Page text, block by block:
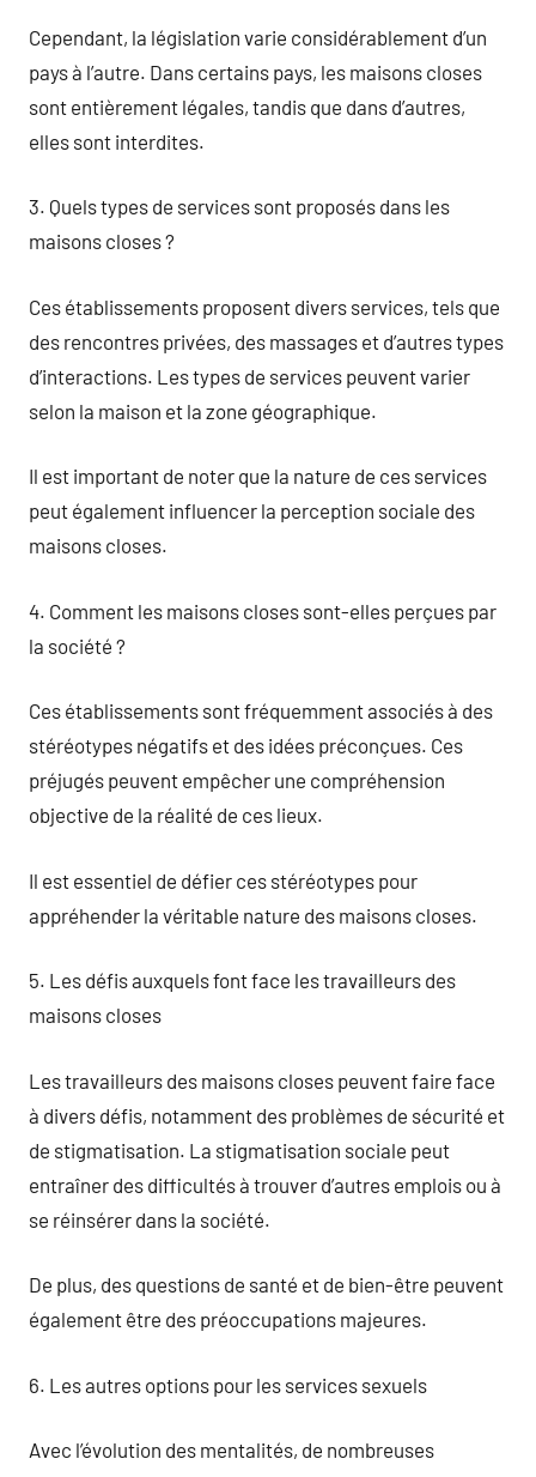
Cependant, la législation varie considérablement d’un
pays à l’autre. Dans certains pays, les maisons closes
sont entièrement légales, tandis que dans d’autres,
elles sont interdites.
3. Quels types de services sont proposés dans les
maisons closes ?
Ces établissements proposent divers services, tels que
des rencontres privées, des massages et d’autres types
d’interactions. Les types de services peuvent varier
selon la maison et la zone géographique.
Il est important de noter que la nature de ces services
peut également influencer la perception sociale des
maisons closes.
4. Comment les maisons closes sont-elles perçues par
la société ?
Ces établissements sont fréquemment associés à des
stéréotypes négatifs et des idées préconçues. Ces
préjugés peuvent empêcher une compréhension
objective de la réalité de ces lieux.
Il est essentiel de défier ces stéréotypes pour
appréhender la véritable nature des maisons closes.
5. Les défis auxquels font face les travailleurs des
maisons closes
Les travailleurs des maisons closes peuvent faire face
à divers défis, notamment des problèmes de sécurité et
de stigmatisation. La stigmatisation sociale peut
entraîner des difficultés à trouver d’autres emplois ou à
se réinsérer dans la société.
De plus, des questions de santé et de bien-être peuvent
également être des préoccupations majeures.
6. Les autres options pour les services sexuels
Avec l’évolution des mentalités, de nombreuses